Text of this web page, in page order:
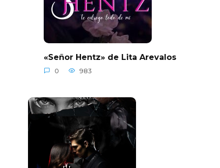
«Señor Hentz» de Lita Arevalos
0 983